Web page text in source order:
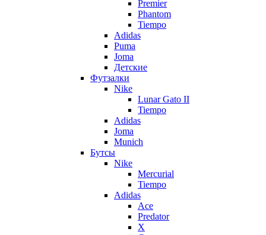
Premier
Phantom
Tiempo
Adidas
Puma
Joma
Детские
Футзалки
Nike
Lunar Gato II
Tiempo
Adidas
Joma
Munich
Бутсы
Nike
Mercurial
Tiempo
Adidas
Ace
Predator
X